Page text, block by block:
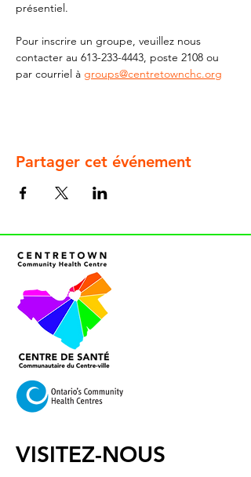
présentiel.
Pour inscrire un groupe, veuillez nous
contacter au 613-233-4443, poste 2108 ou
par courriel à groups@centretownchc.org
Partager cet événement
VISITEZ-NOUS